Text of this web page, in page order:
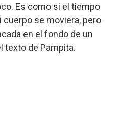
Es como si el tiempo
se moviera, pero
en el fondo de un
texto de Pampita.